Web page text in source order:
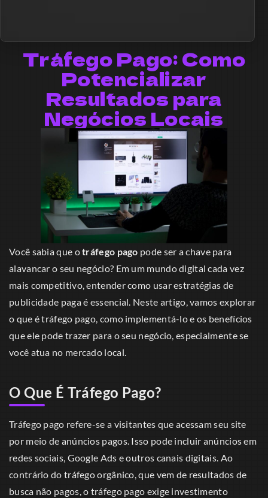
Tráfego Pago: Como
Potencializar
Resultados para
Negócios Locais
Você sabia que otráfego pago pode ser a chave para
alavancar o seu negócio? Em um mundo digital cada vez
mais competitivo, entender como usar estratégias de
publicidade paga é essencial. Neste artigo, vamos explorar
o que é tráfego pago, como implementá-lo e os benefícios
que ele pode trazer para o seu negócio, especialmente se
você atua no mercado local.
O Que É Tráfego Pago?
Tráfego pago refere-se a visitantes que acessam seu site
por meio de anúncios pagos. Isso pode incluir anúncios em
redes sociais, Google Ads e outros canais digitais. Ao
contrário do tráfego orgânico, que vem de resultados de
busca não pagos, o tráfego pago exige investimento